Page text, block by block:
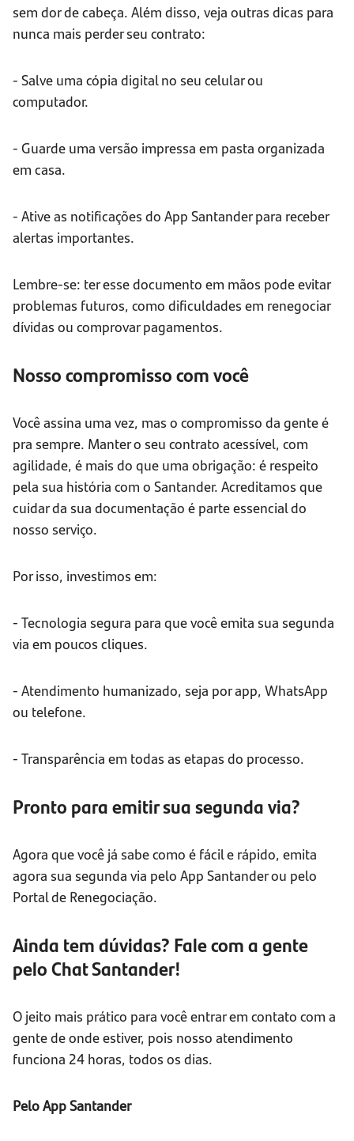
sem dor de cabeça. Além disso, veja outras dicas para
nunca mais perder seu contrato:
- Salve uma cópia digital no seu celular ou
computador.
- Guarde uma versão impressa em pasta organizada
em casa.
- Ative as notificações do App Santander para receber
alertas importantes.
Lembre-se: ter esse documento em mãos pode evitar
problemas futuros, como dificuldades em renegociar
dívidas ou comprovar pagamentos.
Nosso compromisso com você
Você assina uma vez, mas o compromisso da gente é
pra sempre. Manter o seu contrato acessível, com
agilidade, é mais do que uma obrigação: é respeito
pela sua história com o Santander. Acreditamos que
cuidar da sua documentação é parte essencial do
nosso serviço.
Por isso, investimos em:
- Tecnologia segura para que você emita sua segunda
via em poucos cliques.
- Atendimento humanizado, seja por app, WhatsApp
ou telefone.
- Transparência em todas as etapas do processo.
Pronto para emitir sua segunda via?
Agora que você já sabe como é fácil e rápido, emita
agora sua segunda via pelo App Santander ou pelo
Portal de Renegociação.
Ainda tem dúvidas? Fale com a gente
pelo Chat Santander!
O jeito mais prático para você entrar em contato com a
gente de onde estiver, pois nosso atendimento
funciona 24 horas, todos os dias.
Pelo App Santander